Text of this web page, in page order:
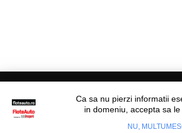
© Flote Auto. Toate drepturile
Situl nostru utilizeaza cookies. Ce inseamna
Ca sa nu pierzi informatii
in domeniu, accepta sa
NU,